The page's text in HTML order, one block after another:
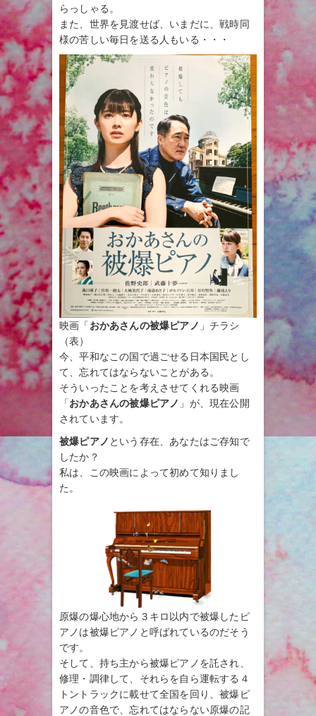
らっしゃる。
また、世界を見渡せば、いまだに、戦時同
様の苦しい毎日を送る人もいる・・・
映画「 おかあさんの被爆ピアノ 」チラシ
（表）
今、平和なこの国で過ごせる日本国民とし
て、忘れてはならないことがある。
そういったことを考えさせてくれる映画
「おかあさんの被爆ピアノ 」が、現在公開
されています。
被爆ピアノ という存在、あなたはご存知で
したか？
私は、この映画によって初めて知りまし
た。
原爆の爆心地から３キロ以内で被爆したピ
アノは被爆ピアノと呼ばれているのだそう
です。
そして、持ち主から被爆ピアノを託され、
修理・調律して、それらを自ら運転する４
トントラックに載せて全国を回り、被爆ピ
アノの音色で、忘れてはならない原爆の記